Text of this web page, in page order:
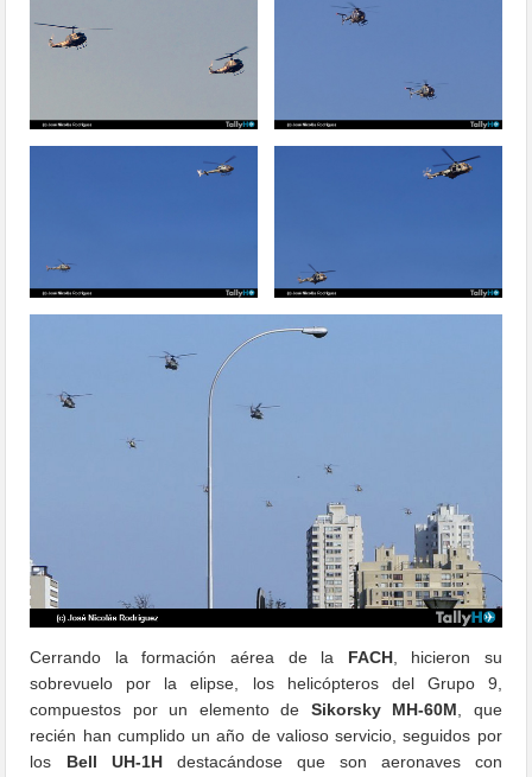
Cerrando la formación aérea de la FACH, hicieron su
sobrevuelo por la elipse, los helicópteros del Grupo 9,
compuestos por un elemento de Sikorsky MH-60M , que
recién han cumplido un año de valioso servicio, seguidos por
los Bell UH-1Hdestacándose que son aeronaves con